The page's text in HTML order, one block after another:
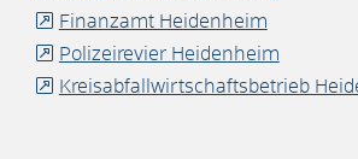
Finanzamt Heidenheim
Polizeirevier Heidenheim
Kreisabfallwirtschaftsbetrieb